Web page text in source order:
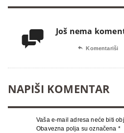
 Još nema
 Komentariši
NAPIŠI KOMENTAR
Vaša e-mail adresa neće biti
Obavezna polja su označena *